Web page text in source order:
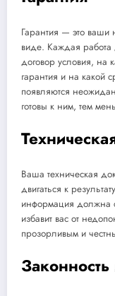
Гарантия — это
виде. Каждая
договор условия, на
гарантия и на какой
появляются
готовы к ним, тем
Ваша техническая
двигаться к
информация должна
избавит вас от
прозорливым и